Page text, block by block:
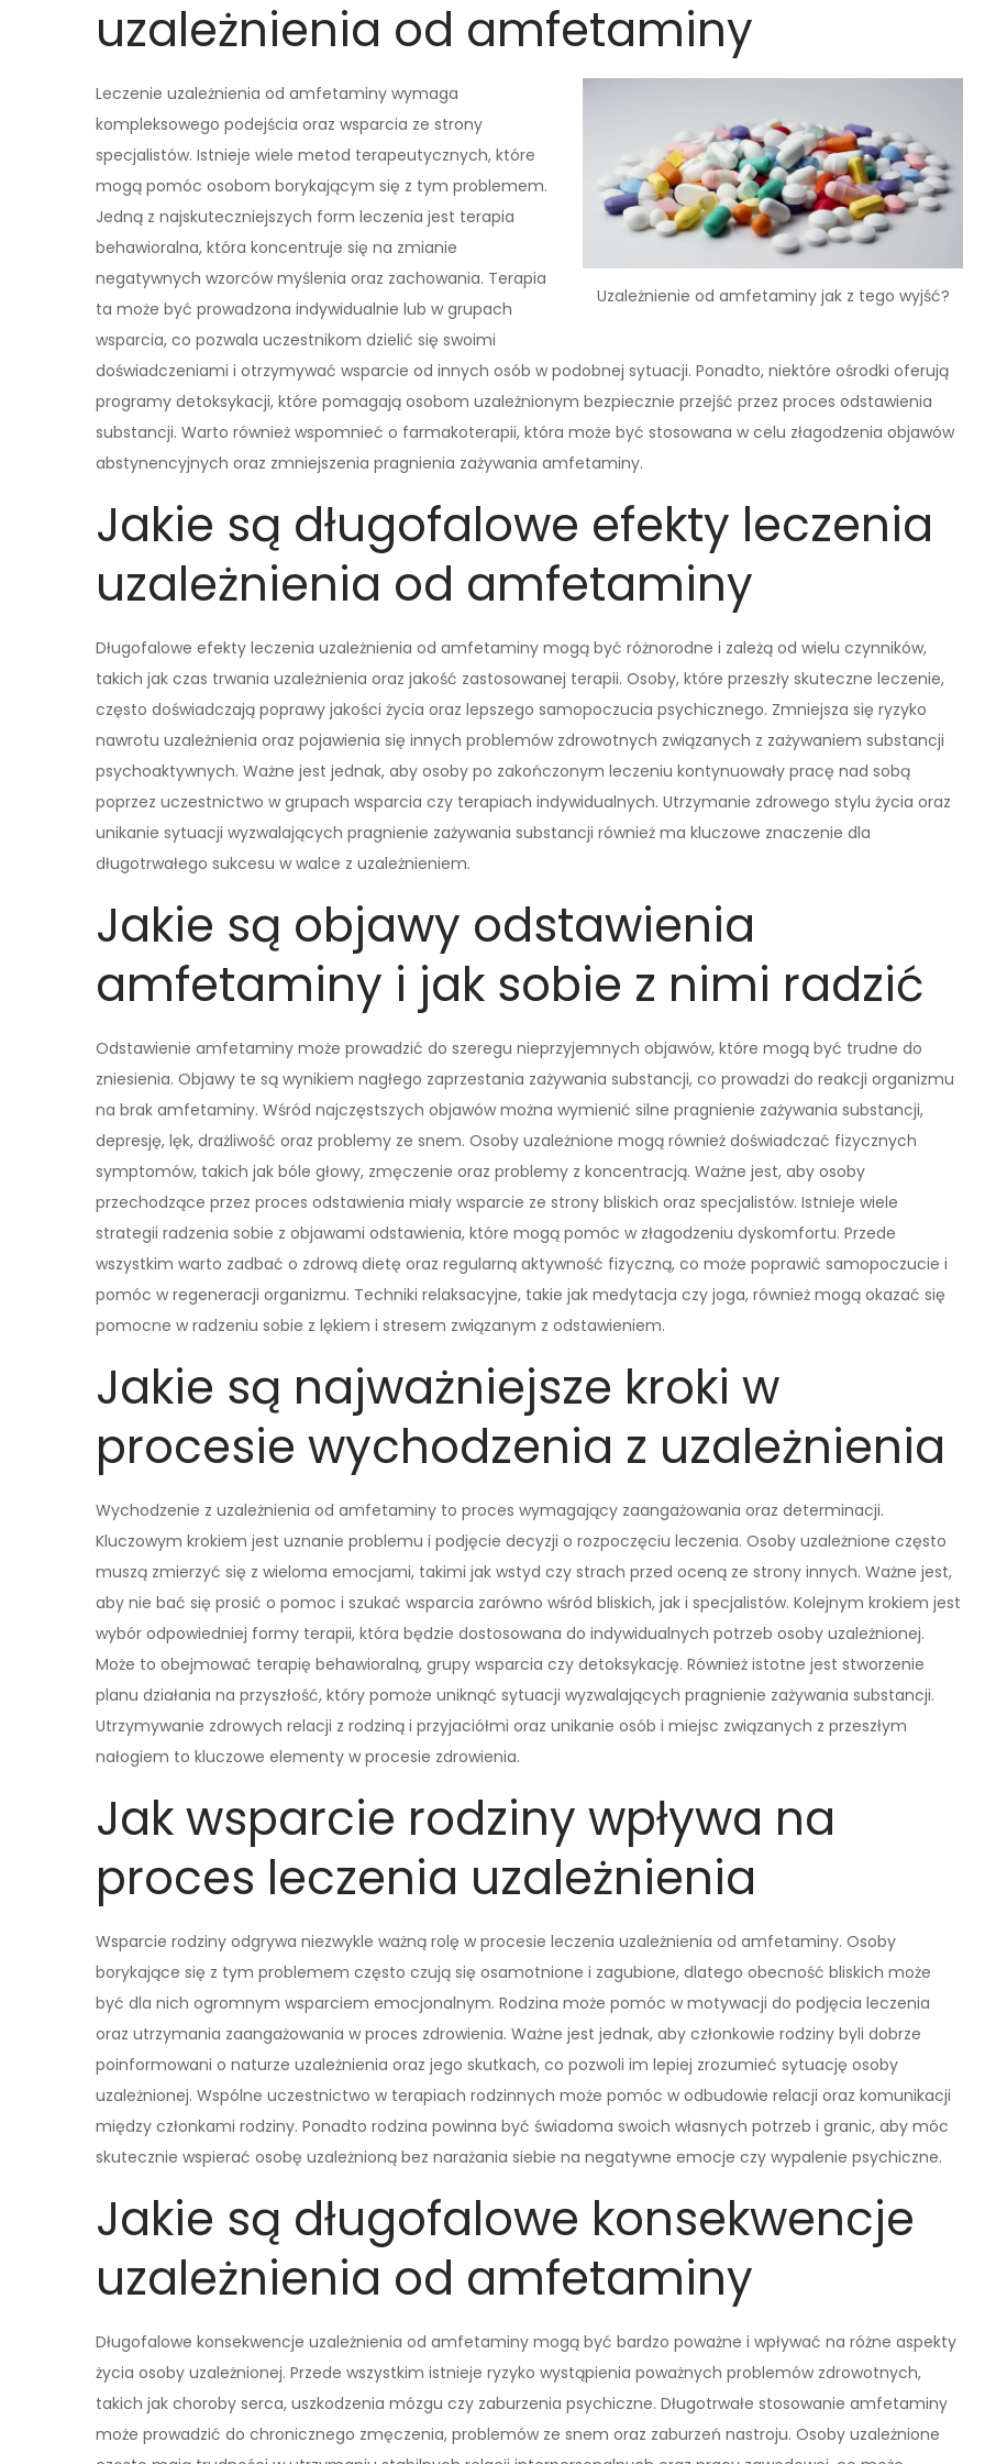
uzależnienia od amfetaminy
Uzależnienie od amfetaminy jak z tego wyjść?
Leczenie uzależnienia od amfetaminy wymaga
kompleksowego podejścia oraz wsparcia ze strony
specjalistów. Istnieje wiele metod terapeutycznych, które
mogą pomóc osobom borykającym się z tym problemem.
Jedną z najskuteczniejszych form leczenia jest terapia
behawioralna, która koncentruje się na zmianie
negatywnych wzorców myślenia oraz zachowania. Terapia
ta może być prowadzona indywidualnie lub w grupach
wsparcia, co pozwala uczestnikom dzielić się swoimi
doświadczeniami i otrzymywać wsparcie od innych osób w podobnej sytuacji. Ponadto, niektóre ośrodki oferują
programy detoksykacji, które pomagają osobom uzależnionym bezpiecznie przejść przez proces odstawienia
substancji. Warto również wspomnieć o farmakoterapii, która może być stosowana w celu złagodzenia objawów
abstynencyjnych oraz zmniejszenia pragnienia zażywania amfetaminy.
Jakie są długofalowe efekty leczenia
uzależnienia od amfetaminy
Długofalowe efekty leczenia uzależnienia od amfetaminy mogą być różnorodne i zależą od wielu czynników,
takich jak czas trwania uzależnienia oraz jakość zastosowanej terapii. Osoby, które przeszły skuteczne leczenie,
często doświadczają poprawy jakości życia oraz lepszego samopoczucia psychicznego. Zmniejsza się ryzyko
nawrotu uzależnienia oraz pojawienia się innych problemów zdrowotnych związanych z zażywaniem substancji
psychoaktywnych. Ważne jest jednak, aby osoby po zakończonym leczeniu kontynuowały pracę nad sobą
poprzez uczestnictwo w grupach wsparcia czy terapiach indywidualnych. Utrzymanie zdrowego stylu życia oraz
unikanie sytuacji wyzwalających pragnienie zażywania substancji również ma kluczowe znaczenie dla
długotrwałego sukcesu w walce z uzależnieniem.
Jakie są objawy odstawienia
amfetaminy i jak sobie z nimi radzić
Odstawienie amfetaminy może prowadzić do szeregu nieprzyjemnych objawów, które mogą być trudne do
zniesienia. Objawy te są wynikiem nagłego zaprzestania zażywania substancji, co prowadzi do reakcji organizmu
na brak amfetaminy. Wśród najczęstszych objawów można wymienić silne pragnienie zażywania substancji,
depresję, lęk, drażliwość oraz problemy ze snem. Osoby uzależnione mogą również doświadczać fizycznych
symptomów, takich jak bóle głowy, zmęczenie oraz problemy z koncentracją. Ważne jest, aby osoby
przechodzące przez proces odstawienia miały wsparcie ze strony bliskich oraz specjalistów. Istnieje wiele
strategii radzenia sobie z objawami odstawienia, które mogą pomóc w złagodzeniu dyskomfortu. Przede
wszystkim warto zadbać o zdrową dietę oraz regularną aktywność fizyczną, co może poprawić samopoczucie i
pomóc w regeneracji organizmu. Techniki relaksacyjne, takie jak medytacja czy joga, również mogą okazać się
pomocne w radzeniu sobie z lękiem i stresem związanym z odstawieniem.
Jakie są najważniejsze kroki w
procesie wychodzenia z uzależnienia
Wychodzenie z uzależnienia od amfetaminy to proces wymagający zaangażowania oraz determinacji.
Kluczowym krokiem jest uznanie problemu i podjęcie decyzji o rozpoczęciu leczenia. Osoby uzależnione często
muszą zmierzyć się z wieloma emocjami, takimi jak wstyd czy strach przed oceną ze strony innych. Ważne jest,
aby nie bać się prosić o pomoc i szukać wsparcia zarówno wśród bliskich, jak i specjalistów. Kolejnym krokiem jest
wybór odpowiedniej formy terapii, która będzie dostosowana do indywidualnych potrzeb osoby uzależnionej.
Może to obejmować terapię behawioralną, grupy wsparcia czy detoksykację. Również istotne jest stworzenie
planu działania na przyszłość, który pomoże uniknąć sytuacji wyzwalających pragnienie zażywania substancji.
Utrzymywanie zdrowych relacji z rodziną i przyjaciółmi oraz unikanie osób i miejsc związanych z przeszłym
nałogiem to kluczowe elementy w procesie zdrowienia.
Jak wsparcie rodziny wpływa na
proces leczenia uzależnienia
Wsparcie rodziny odgrywa niezwykle ważną rolę w procesie leczenia uzależnienia od amfetaminy. Osoby
borykające się z tym problemem często czują się osamotnione i zagubione, dlatego obecność bliskich może
być dla nich ogromnym wsparciem emocjonalnym. Rodzina może pomóc w motywacji do podjęcia leczenia
oraz utrzymania zaangażowania w proces zdrowienia. Ważne jest jednak, aby członkowie rodziny byli dobrze
poinformowani o naturze uzależnienia oraz jego skutkach, co pozwoli im lepiej zrozumieć sytuację osoby
uzależnionej. Wspólne uczestnictwo w terapiach rodzinnych może pomóc w odbudowie relacji oraz komunikacji
między członkami rodziny. Ponadto rodzina powinna być świadoma swoich własnych potrzeb i granic, aby móc
skutecznie wspierać osobę uzależnioną bez narażania siebie na negatywne emocje czy wypalenie psychiczne.
Jakie są długofalowe konsekwencje
uzależnienia od amfetaminy
Długofalowe konsekwencje uzależnienia od amfetaminy mogą być bardzo poważne i wpływać na różne aspekty
życia osoby uzależnionej. Przede wszystkim istnieje ryzyko wystąpienia poważnych problemów zdrowotnych,
takich jak choroby serca, uszkodzenia mózgu czy zaburzenia psychiczne. Długotrwałe stosowanie amfetaminy
może prowadzić do chronicznego zmęczenia, problemów ze snem oraz zaburzeń nastroju. Osoby uzależnione